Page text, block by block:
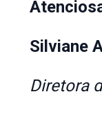
Silviane
Diretora